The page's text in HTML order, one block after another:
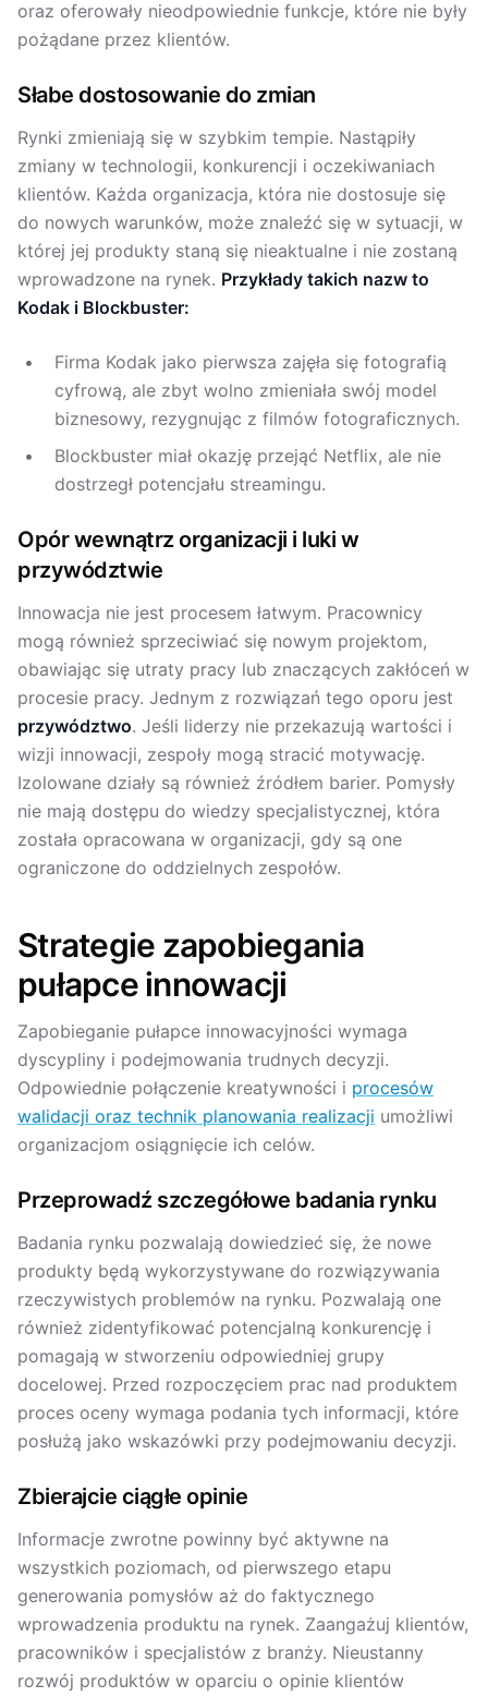
oraz oferowały nieodpowiednie funkcje, które nie były
pożądane przez klientów.
Słabe dostosowanie do zmian
Rynki zmieniają się w szybkim tempie. Nastąpiły
zmiany w technologii, konkurencji i oczekiwaniach
klientów. Każda organizacja, która nie dostosuje się
do nowych warunków, może znaleźć się w sytuacji, w
której jej produkty staną się nieaktualne i nie zostaną
wprowadzone na rynek. Przykłady takich nazw to
Kodak i Blockbuster:
Firma Kodak jako pierwsza zajęła się fotografią
cyfrową, ale zbyt wolno zmieniała swój model
biznesowy, rezygnując z filmów fotograficznych.
Blockbuster miał okazję przejąć Netflix, ale nie
dostrzegł potencjału streamingu.
Opór wewnątrz organizacji i luki w
przywództwie
Innowacja nie jest procesem łatwym. Pracownicy
mogą również sprzeciwiać się nowym projektom,
obawiając się utraty pracy lub znaczących zakłóceń w
procesie pracy. Jednym z rozwiązań tego oporu jest
przywództwo. Jeśli liderzy nie przekazują wartości i
wizji innowacji, zespoły mogą stracić motywację.
Izolowane działy są również źródłem barier. Pomysły
nie mają dostępu do wiedzy specjalistycznej, która
została opracowana w organizacji, gdy są one
ograniczone do oddzielnych zespołów.
Strategie zapobiegania
pułapce innowacji
Zapobieganie pułapce innowacyjności wymaga
dyscypliny i podejmowania trudnych decyzji.
Odpowiednie połączenie kreatywności i procesów
walidacji oraz technik planowania realizacji umożliwi
organizacjom osiągnięcie ich celów.
Przeprowadź szczegółowe badania rynku
Badania rynku pozwalają dowiedzieć się, że nowe
produkty będą wykorzystywane do rozwiązywania
rzeczywistych problemów na rynku. Pozwalają one
również zidentyfikować potencjalną konkurencję i
pomagają w stworzeniu odpowiedniej grupy
docelowej. Przed rozpoczęciem prac nad produktem
proces oceny wymaga podania tych informacji, które
posłużą jako wskazówki przy podejmowaniu decyzji.
Zbierajcie ciągłe opinie
Informacje zwrotne powinny być aktywne na
wszystkich poziomach, od pierwszego etapu
generowania pomysłów aż do faktycznego
wprowadzenia produktu na rynek. Zaangażuj klientów,
pracowników i specjalistów z branży. Nieustanny
rozwój produktów w oparciu o opinie klientów